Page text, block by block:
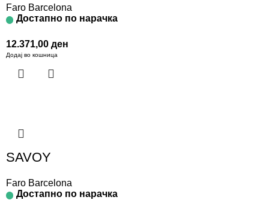
Faro Barcelona
Достапно по нарачка
12.371,00 ден
Додај во кошница
SAVOY
Faro Barcelona
Достапно по нарачка